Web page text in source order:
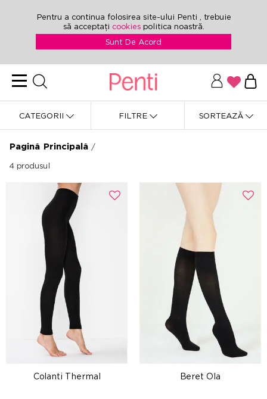
Pentru a continua folosirea site-ului Penti , trebuie
să acceptați cookies politica noastră.
Sunt De Acord
CATEGORII FILTRE SORTEAZĂ
Pagină Principală /
4 produsul
Colanti Thermal Beret Ola